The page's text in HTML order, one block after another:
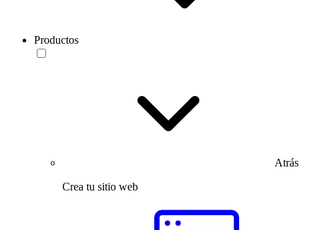
Productos
Atrás
Crea tu sitio web